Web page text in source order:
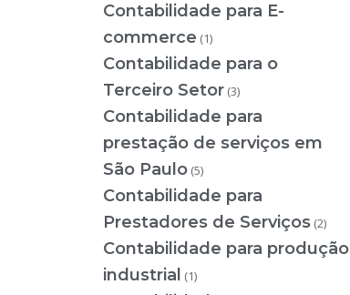
Contabilidade para E-
commerce (1)
Contabilidade para o
Terceiro Setor (3)
Contabilidade para
prestação de serviços em
São Paulo (5)
Contabilidade para
Prestadores de Serviços (2)
Contabilidade para produção
industrial (1)